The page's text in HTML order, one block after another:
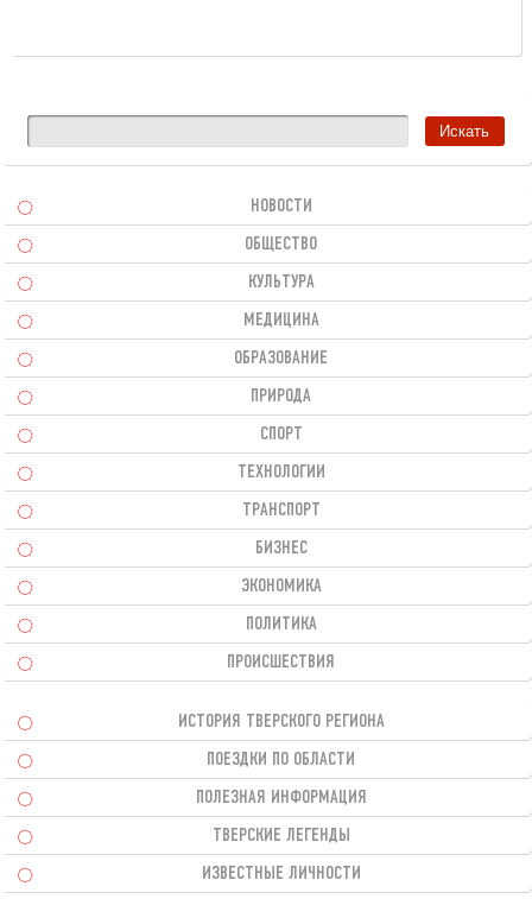
НОВОСТИ
ОБЩЕСТВО
КУЛЬТУРА
МЕДИЦИНА
ОБРАЗОВАНИЕ
ПРИРОДА
СПОРТ
ТЕХНОЛОГИИ
ТРАНСПОРТ
БИЗНЕС
ЭКОНОМИКА
ПОЛИТИКА
ПРОИСШЕСТВИЯ
ИСТОРИЯ ТВЕРСКОГО РЕГИОНА
ПОЕЗДКИ ПО ОБЛАСТИ
ПОЛЕЗНАЯ ИНФОРМАЦИЯ
ТВЕРСКИЕ ЛЕГЕНДЫ
ИЗВЕСТНЫЕ ЛИЧНОСТИ